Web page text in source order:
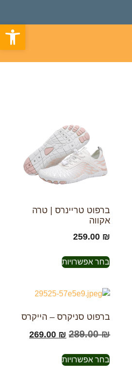
פתח
ברפוט טריינרס | טרה
אקווה
259.00 ₪
בחר אפשרויות
ברפוט סניקרס – הייקרס
289.00₪
269.00 ₪
בחר אפשרויות